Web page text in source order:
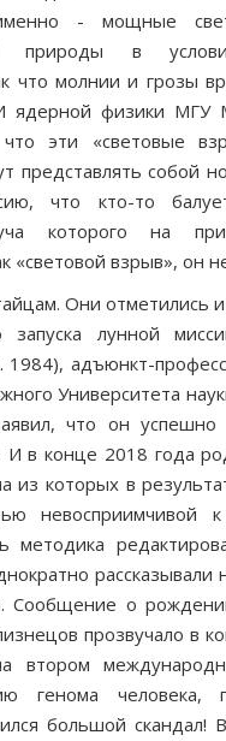
- мощные
природы в
что молнии и гро­зы
ядерной физики МГУ
эти «световые
представлять собой
что кто-то
которого на
«световой взрыв», он
Они отметились
запуска лунной
1984), адъюнкт-
Университета
что он успешно
И в конце 2018 года
из которых в
невосприимчивой
методика
рассказывали
Сообщение о
прозвучало в
втором
генома человека,
большой скандал!